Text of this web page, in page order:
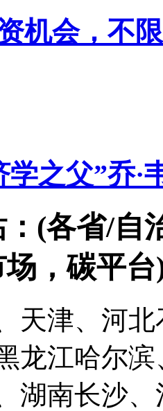
机会，不
之父”乔·
(各省/自
，碳平台
天津、河
龙江哈尔
湖南长沙